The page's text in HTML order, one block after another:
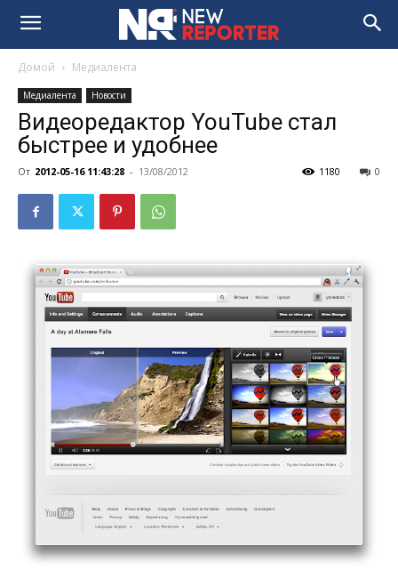
Домой Медиалента
Медиалента Новости
Видеоредактор YouTube стал
быстрее и удобнее
От 2012-05-16 11:43:28 - 13/08/2012 0
1180